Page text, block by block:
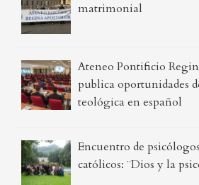
matrimonial
Ateneo Pontificio
publica oportunidades
teológica en español
Encuentro de
católicos: ¨Dios y la